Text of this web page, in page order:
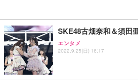
SKE48古畑奈和＆須田
エンタメ
2022.9.25(日) 16:17